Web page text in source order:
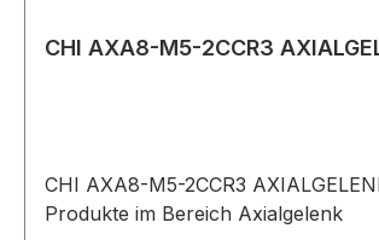
CHI AXA8-M5-2CCR3
CHI AXA8-M5-2CCR3 AXIALGELENK
Produkte im Bereich Axialgelenk